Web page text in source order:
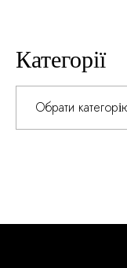
Категорії